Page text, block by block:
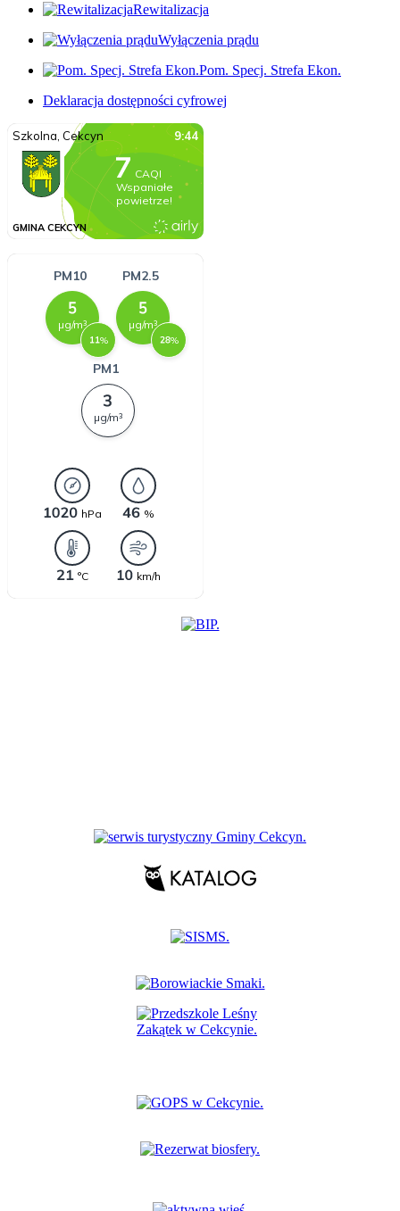
Rewitalizacja
Wyłączenia prądu
Pom. Specj. Strefa Ekon.
Deklaracja dostępności cyfrowej